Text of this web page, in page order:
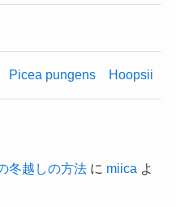
Picea pungens Hoopsii
冬越しの方法に miica よ